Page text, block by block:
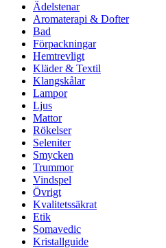
Ädelstenar
Aromaterapi & Dofter
Bad
Förpackningar
Hemtrevligt
Kläder & Textil
Klangskålar
Lampor
Ljus
Mattor
Rökelser
Seleniter
Smycken
Trummor
Vindspel
Övrigt
Kvalitetssäkrat
Etik
Somavedic
Kristallguide